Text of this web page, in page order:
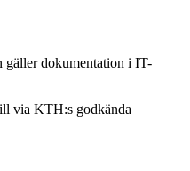
gäller dokumentation i IT-
via KTH:s godkända